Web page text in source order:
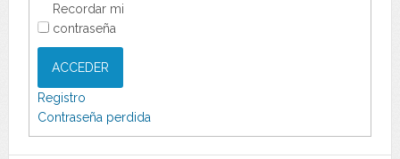
Recordar mi
contraseña
ACCEDER
Registro
Contraseña perdida